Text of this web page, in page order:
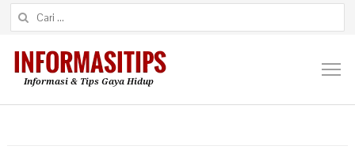
Cari untuk: